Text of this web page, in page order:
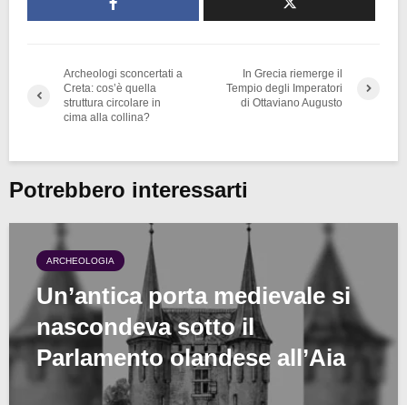
Archeologi sconcertati a
Creta: cos’è quella
struttura circolare in
cima alla collina?
In Grecia riemerge il
Tempio degli Imperatori
di Ottaviano Augusto
Potrebbero interessarti
ARCHEOLOGIA
Un’antica porta medievale si
nascondeva sotto il
Parlamento olandese all’Aia